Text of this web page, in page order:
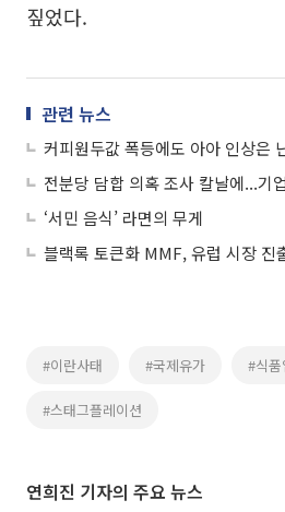
짚었다.
관련 뉴스
전분당 담합 의혹 조사 칼날에...기
‘서민 음식’ 라면의 무게
블랙록 토큰화 MMF, 유럽 시장 진
#이란사태 #국제유가 #식품
#스태그플레이션
연희진 기자의 주요 뉴스